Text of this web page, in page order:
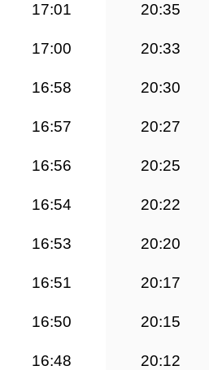
17:01 20:35
17:00 20:33
16:58 20:30
16:57 20:27
16:56 20:25
16:54 20:22
16:53 20:20
16:51 20:17
16:50 20:15
16:48 20:12